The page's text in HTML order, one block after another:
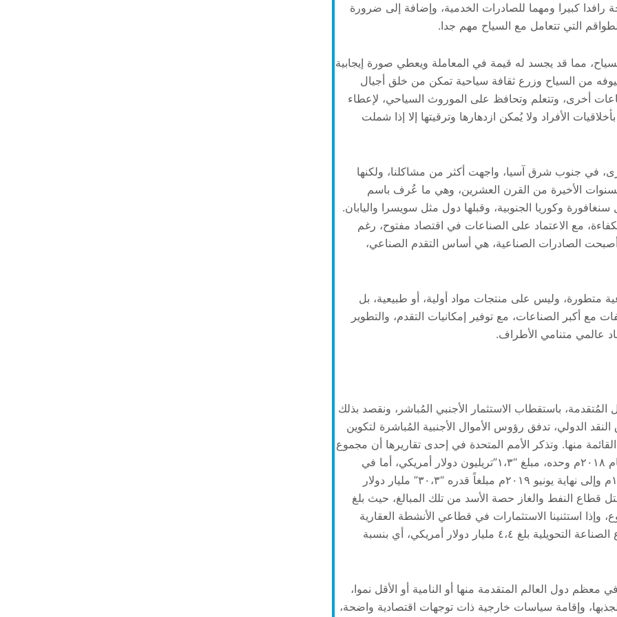
رافدا كبيرا ومهما للصادرات الخدمية، وإضافة إلى ضرورة
التي تتعامل مع السياح مهم جدا.
مما قد يجسد له قيمة في المعاملة ويعطي صورة إيجابية
من السياح وزرع ثقافة سياحية تمكن من خلق أجيال
أخرى، وتتعلم وتحافظ على الموروث السياحي، لإعطاء
الأفراد ولا يُمكن ازدهارها وترقيتها إلا إذا شملت
في جنوب شرق آسيا، واجهت أكثر من مشاكلنا، ولكنها
الأخيرة من القرن العشرين، وهي ما عُرف باسم
وكوريا الجنوبية، وقبلها دول مثل سويسرا واليابان.
مع الاعتماد على الصناعات في اقتصاد مفتوح، رغم
أصبحت الصادرات الصناعية، هي أساس التقدم الصناعي،
وليس على منتجات مواد أولية، أو طبيعية، بل
أكبر الصناعات، مع توفير إمكانيات التقدم، والتطوير
عالمي متنامي الأطراف.
باستقطاب الاستثمار الأجنبي المُباشر، ونقصد بذلك
الدولي، تدفق رؤوس الأموال الأجنبية المُباشرة لتكوين
منها. وتذكر الأمم المتحدة في إحدى تقاريرها أن مجموع
الاستثمارات الأجنبية المباشرة حول العالم، بلغ في عام ٢٠١٨م وحده، مبلغ “١،٣”تريليون دولار أمريكي، أما في
عُمان فقد بلغت الاستثمارات المتراكمة منذ عام ١٩٧٠م وإلى نهاية يونيو ٢٠١٩م مبلغاً قدره “٣٠،٣” مليار دولار
دولار سنويًا، واحتل قطاع النفط والغاز حصة الأسد من تلك المبالغ، حيث بلغ
أي بنسبة ٥٧٪؜ من المجموع، وإذا استثنينا الاستثمارات في قطاعي الأنشطة العقارية
والوساطة المالية، فإنَّ مجموع الاستثمارات في قطاع الصناعة التحويلية بلغ ٤،٤ مليار دولار أمريكي، أي بنسبة
معظم دول العالم المتقدمة منها أو النامية أو الأقل نموا،
وإقامة سياسات خارجية ذات توجهات اقتصادية واضحة،